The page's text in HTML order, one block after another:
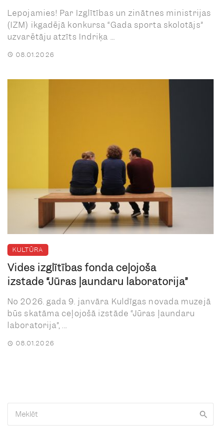
Lepojamies! Par Izglītības un zinātnes ministrijas
(IZM) ikgadējā konkursa “Gada sporta skolotājs”
uzvarētāju atzīts Indriķa ...
08.01.2026
KULTŪRA
Vides izglītības fonda ceļojošā
izstāde “Jūras ļaundaru laboratorija”
No 2026. gada 9. janvāra Kuldīgas novada muzejā
būs skatāma ceļojošā izstāde “Jūras ļaundaru
laboratorija”, ...
08.01.2026